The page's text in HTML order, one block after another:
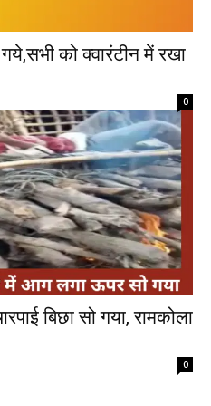
को क्वारंटीन में रखा
0
बिछा सो गया, रामकोला
0